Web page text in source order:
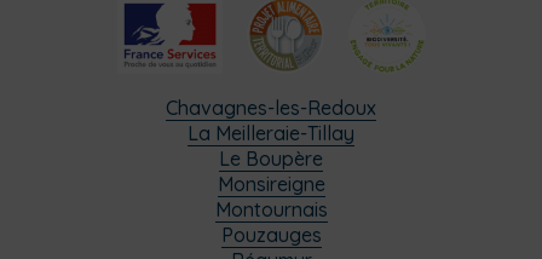
Chavagnes-les-Redoux
La Meilleraie-Tillay
Le Boupère
Monsireigne
Montournais
Pouzauges